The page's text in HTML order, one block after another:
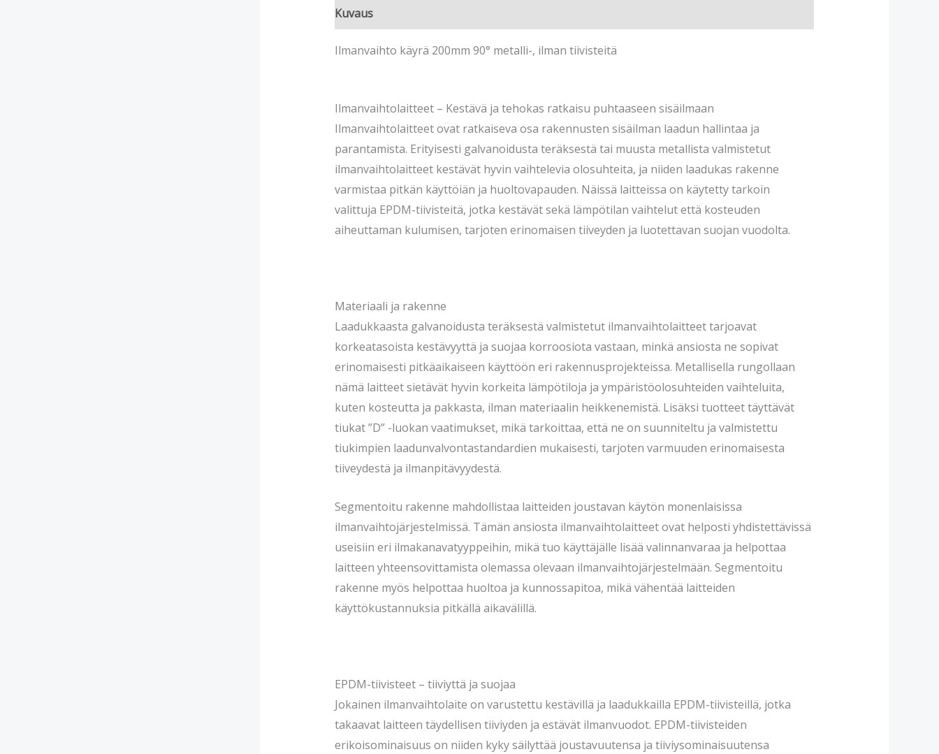
Kuvaus
Ilmanvaihto käyrä 200mm 90° metalli-, ilman tiivisteitä
Ilmanvaihtolaitteet – Kestävä ja tehokas ratkaisu puhtaaseen sisäilmaan
Ilmanvaihtolaitteet ovat ratkaiseva osa rakennusten sisäilman laadun hallintaa ja
parantamista. Erityisesti galvanoidusta teräksestä tai muusta metallista valmistetut
ilmanvaihtolaitteet kestävät hyvin vaihtelevia olosuhteita, ja niiden laadukas rakenne
varmistaa pitkän käyttöiän ja huoltovapauden. Näissä laitteissa on käytetty tarkoin
valittuja EPDM-tiivisteitä, jotka kestävät sekä lämpötilan vaihtelut että kosteuden
aiheuttaman kulumisen, tarjoten erinomaisen tiiveyden ja luotettavan suojan vuodolta.
Materiaali ja rakenne
Laadukkaasta galvanoidusta teräksestä valmistetut ilmanvaihtolaitteet tarjoavat
korkeatasoista kestävyyttä ja suojaa korroosiota vastaan, minkä ansiosta ne sopivat
erinomaisesti pitkäaikaiseen käyttöön eri rakennusprojekteissa. Metallisella rungollaan
nämä laitteet sietävät hyvin korkeita lämpötiloja ja ympäristöolosuhteiden vaihteluita,
kuten kosteutta ja pakkasta, ilman materiaalin heikkenemistä. Lisäksi tuotteet täyttävät
tiukat ”D” -luokan vaatimukset, mikä tarkoittaa, että ne on suunniteltu ja valmistettu
tiukimpien laadunvalvontastandardien mukaisesti, tarjoten varmuuden erinomaisesta
tiiveydestä ja ilmanpitävyydestä.
Segmentoitu rakenne mahdollistaa laitteiden joustavan käytön monenlaisissa
ilmanvaihtojärjestelmissä. Tämän ansiosta ilmanvaihtolaitteet ovat helposti yhdistettävissä
useisiin eri ilmakanavatyyppeihin, mikä tuo käyttäjälle lisää valinnanvaraa ja helpottaa
laitteen yhteensovittamista olemassa olevaan ilmanvaihtojärjestelmään. Segmentoitu
rakenne myös helpottaa huoltoa ja kunnossapitoa, mikä vähentää laitteiden
käyttökustannuksia pitkällä aikavälillä.
EPDM-tiivisteet – tiiviyttä ja suojaa
Jokainen ilmanvaihtolaite on varustettu kestävillä ja laadukkailla EPDM-tiivisteillä, jotka
takaavat laitteen täydellisen tiiviyden ja estävät ilmanvuodot. EPDM-tiivisteiden
erikoisominaisuus on niiden kyky säilyttää joustavuutensa ja tiiviysominaisuutensa